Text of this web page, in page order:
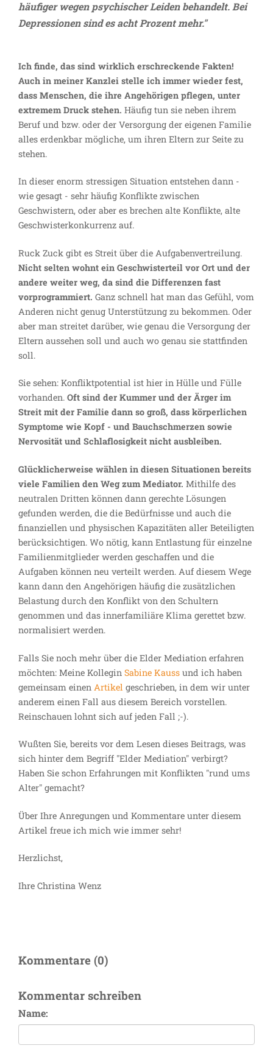
häufiger wegen psychischer Leiden behandelt. Bei
Depressionen sind es acht Prozent mehr."
Ich finde, das sind wirklich erschreckende Fakten!
Auch in meiner Kanzlei stelle ich immer wieder fest,
dass Menschen, die ihre Angehörigen pflegen, unter
extremem Druck stehen. Häufig tun sie neben ihrem
Beruf und bzw. oder der Versorgung der eigenen Familie
alles erdenkbar mögliche, um ihren Eltern zur Seite zu
stehen.
In dieser enorm stressigen Situation entstehen dann -
wie gesagt - sehr häufig Konflikte zwischen
Geschwistern, oder aber es brechen alte Konflikte, alte
Geschwisterkonkurrenz auf.
Ruck Zuck gibt es Streit über die Aufgabenvertreilung.
Nicht selten wohnt ein Geschwisterteil vor Ort und der
andere weiter weg, da sind die Differenzen fast
vorprogrammiert. Ganz schnell hat man das Gefühl, vom
Anderen nicht genug Unterstützung zu bekommen. Oder
aber man streitet darüber, wie genau die Versorgung der
Eltern aussehen soll und auch wo genau sie stattfinden
soll.
Sie sehen: Konfliktpotential ist hier in Hülle und Fülle
vorhanden. Oft sind der Kummer und der Ärger im
Streit mit der Familie dann so groß, dass körperlichen
Symptome wie Kopf - und Bauchschmerzen sowie
Nervosität und Schlaflosigkeit nicht ausbleiben.
Glücklicherweise wählen in diesen Situationen bereits
viele Familien den Weg zum Mediator. Mithilfe des
neutralen Dritten können dann gerechte Lösungen
gefunden werden, die die Bedürfnisse und auch die
finanziellen und physischen Kapazitäten aller Beteiligten
berücksichtigen. Wo nötig, kann Entlastung für einzelne
Familienmitglieder werden geschaffen und die
Aufgaben können neu verteilt werden. Auf diesem Wege
kann dann den Angehörigen häufig die zusätzlichen
Belastung durch den Konflikt von den Schultern
genommen und das innerfamiliäre Klima gerettet bzw.
normalisiert werden.
Falls Sie noch mehr über die Elder Mediation erfahren
möchten: Meine Kollegin Sabine Kauss und ich haben
gemeinsam einen Artikel geschrieben, in dem wir unter
anderem einen Fall aus diesem Bereich vorstellen.
Reinschauen lohnt sich auf jeden Fall ;-).
Wußten Sie, bereits vor dem Lesen dieses Beitrags, was
sich hinter dem Begriff "Elder Mediation" verbirgt?
Haben Sie schon Erfahrungen mit Konflikten "rund ums
Alter" gemacht?
Über Ihre Anregungen und Kommentare unter diesem
Artikel freue ich mich wie immer sehr!
Herzlichst,
Ihre Christina Wenz
Kommentare (0)
Kommentar schreiben
Name: